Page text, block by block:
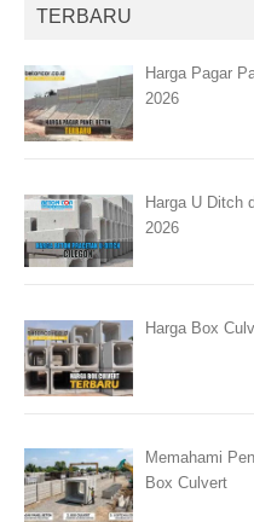
TERBARU
Harga Pagar
2026
Harga U Ditch
2026
Harga Box
Memahami
Box Culvert